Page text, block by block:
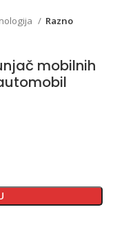
Razno
mobilnih